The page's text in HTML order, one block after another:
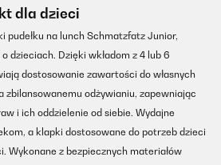
dla dzieci
pudełku na lunch Schmatzfatz Junior,
dzieciach. Dzięki wkładom z 4 lub 6
dostosowanie zawartości do własnych
zbilansowanemu odżywianiu, zapewniając
i ich oddzielenie od siebie. Wydajne
a klapki dostosowane do potrzeb dzieci
Wykonane z bezpiecznych materiałów